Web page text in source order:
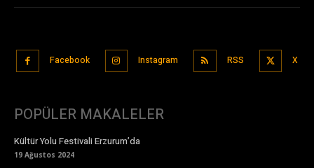
Facebook Instagram RSS X
POPÜLER MAKALELER
Kültür Yolu Festivali Erzurum’da
19 Ağustos 2024